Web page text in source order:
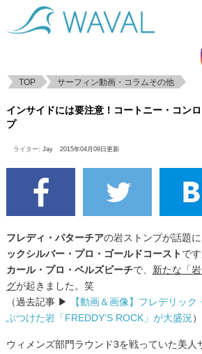
TOP サーフィン動画・コラムその他
ローグがリーフでスリップ
インサイドには要注意！コートニー・コン
プ
ライター: Jay 2015年04月09日更新
フレディ・パターチアの岩ストンプが話題
ックシルバー・プロ・ゴールドコーストで
カール・プロ・ベルズビーチで、 新たな「
グが起きました。笑
（過去記事 ▶
【動画＆画像】フレデリッ
ぶつけた岩「FREDDY’S ROCK」が大盛況）
ウィメンズ部門ラウンド3を戦っていた美人